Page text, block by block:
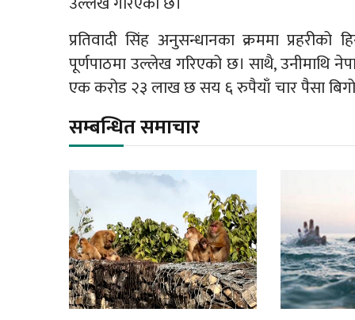
प्रतिवादी सिंह अनुसन्धानका क्रममा
पूर्णपाठमा उल्लेख गरिएको छ। साथै, उनीमाथि
एक करोड २३ लाख छ सय ६ रुपैयाँ चार पैसा
सम्बन्धित समाचार